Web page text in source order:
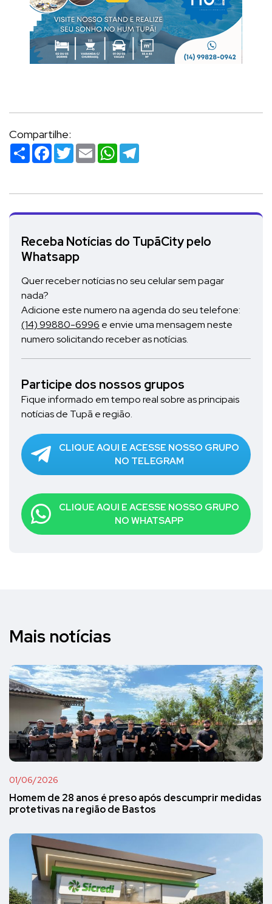
Compartilhe:
Compartilhar
Facebook
TwitterEmailWhatsApp
Receba Notícias do TupãCity pelo
Whatsapp
Quer receber notícias no seu celular sem pagar
nada?
Adicione este numero na agenda do seu telefone:
(14) 99880-6996 e envie uma mensagem neste
numero solicitando receber as notícias.
Participe dos nossos grupos
Fique informado em tempo real sobre as principais
notícias de Tupã e região.
CLIQUE AQUI E ACESSE NOSSO GRUPO
NO TELEGRAM
CLIQUE AQUI E ACESSE NOSSO GRUPO
NO WHATSAPP
Mais notícias
01/06/2026
Homem de 28 anos é preso após descumprir medidas
protetivas na região de Bastos